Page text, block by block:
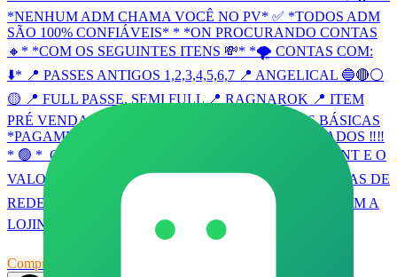
*NENHUM ADM CHAMA VOCÊ NO PV* ✅ *TODOS ADM
SÃO 100% CONFIÁVEIS* * *ON PROCURANDO CONTAS
🔸* *COM OS SEGUINTES ITENS 💸* *🌪 CONTAS COM:
⬇️* 📍 PASSES ANTIGOS 1,2,3,4,5,6,7 📍 ANGELICAL 🔵🔴⚪️
🟡 📍 FULL PASSE, SEMI FULL 📍 RAGNAROK 📍 ITEM
PRÉ VENDA 📍 MESTRES ANTIGOS 📍CONTAS BÁSICAS
*PAGAMENTO SÓ APÓS* *ALTERAÇÕES DOS DADOS ‼️‼️
* 🟢 *_CHAMAR NO PRIVADO COM VÍDEO OU PRINT E O
VALOR REVENDA*_ 🎖️ *COMPRA E VENDAS, CONTAS DE
REDES SOCIAIS INSTA OU TIK TOK* 🎖️ *APROVEITEM A
LOJINHA* 👨🏽‍💻✨
Compras e Vendas